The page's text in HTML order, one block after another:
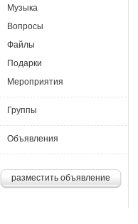
Музыка
Вопросы
Файлы
Подарки
Мероприятия
Группы
Объявления
разместить объявление